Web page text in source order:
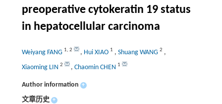
preoperative cytokeratin 19 status
in hepatocellular carcinoma
Weiyang FANG 1, 2 , Hui XIAO 1 , Shuang WANG 2 ,
Xiaoming LIN 2 , Chaomin CHEN 1
Author information +
文章历史 +